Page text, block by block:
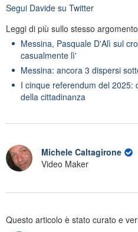
Segui Davide su Twitter
Leggi di più sullo stesso
Messina, Pasquale D'Alì sul
casualmente lì'
Messina: ancora 3 dispersi
I cinque referendum del 2025:
della cittadinanza
Michele Caltagirone
Video Maker
Questo articolo è stato curato e